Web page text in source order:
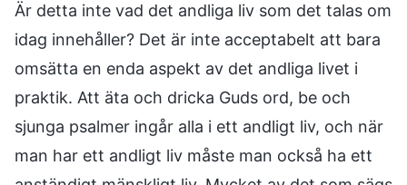
Är detta inte vad det andliga liv som det talas om
idag innehåller? Det är inte acceptabelt att bara
omsätta en enda aspekt av det andliga livet i
praktik. Att äta och dricka Guds ord, be och
sjunga psalmer ingår alla i ett andligt liv, och när
man har ett andligt liv måste man också ha ett